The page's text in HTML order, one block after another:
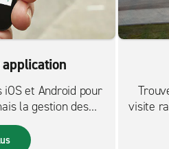
iOS et Android pour
la gestion des
pouce.
visite